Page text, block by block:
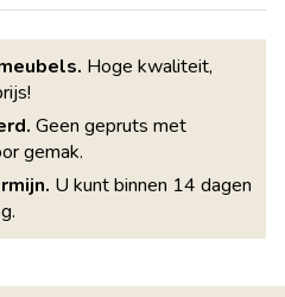
Hoge kwaliteit,
Geen gepruts met
gemak.
U kunt binnen 14 dagen